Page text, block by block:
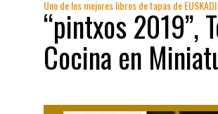
Uno de los mejores libros de tapas de EUSKADI
“pintxos 2019”,
Cocina en